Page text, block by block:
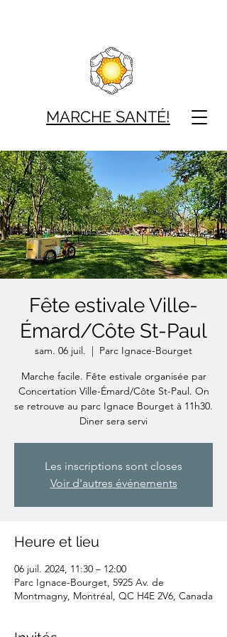
MARCHE SANTÉ!
Fête estivale Ville-
Émard/Côte St-Paul
sam. 06 juil.
  |
Parc Ignace-Bourget
Marche facile. Fête estivale organisée par
Concertation Ville-Émard/Côte St-Paul. On
se retrouve au parc Ignace Bourget à 11h30.
Diner sera servi
Les inscriptions sont closes
Voir d'autres événements
Heure et lieu
06 juil. 2024, 11:30 – 12:00
Parc Ignace-Bourget, 5925 Av. de
Montmagny, Montréal, QC H4E 2V6, Canada